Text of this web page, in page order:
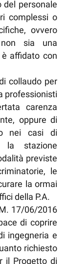
del personale
complessi o
ovvero
sia una
è affidato con
collaudo per
professionisti
carenza
oppure di
o nei casi di
la stazione
previste
le
la ormai
della P.A.
17/06/2016
di coprire
ingegneria e
richiesto
il Progetto di